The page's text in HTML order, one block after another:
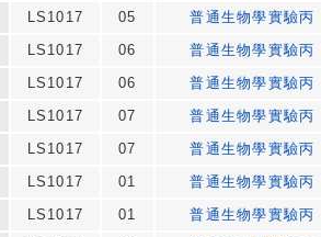
LS1017 05
普通生物學實驗丙
LS1017 06
普通生物學實驗丙
LS1017 06
普通生物學實驗丙
LS1017 07
普通生物學實驗丙
LS1017 07
普通生物學實驗丙
LS1017 01
普通生物學實驗丙
LS1017 01
普通生物學實驗丙